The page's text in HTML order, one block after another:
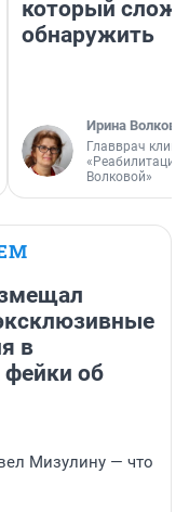
который
обнаружить
Ирина Волкова
Главврач
«Реабилитация
Волковой»
в
об
Мизулину — что